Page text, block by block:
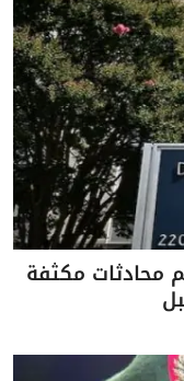
محادثات مكثفة